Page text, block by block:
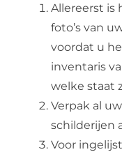
Allereerst is
foto’s van
voordat u
inventaris
welke staat
Verpak al
schilderijen
Voor